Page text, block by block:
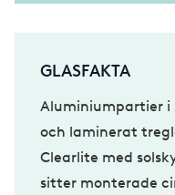
GLASFAKTA
Aluminiumpartier i
och laminerat
Clearlite med
sitter monterade